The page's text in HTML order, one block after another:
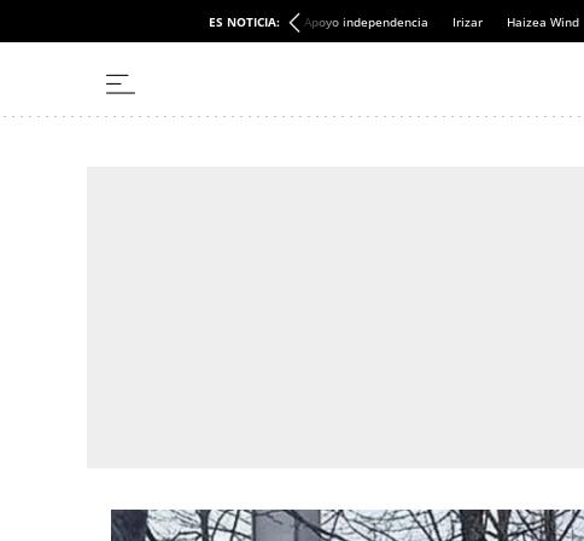
ES NOTICIA: Apoyo independencia Irizar Haizea Wind